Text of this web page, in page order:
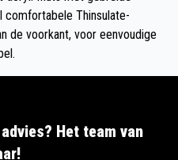
comfortabele Thinsulate-
de voorkant, voor eenvoudige
Het team van